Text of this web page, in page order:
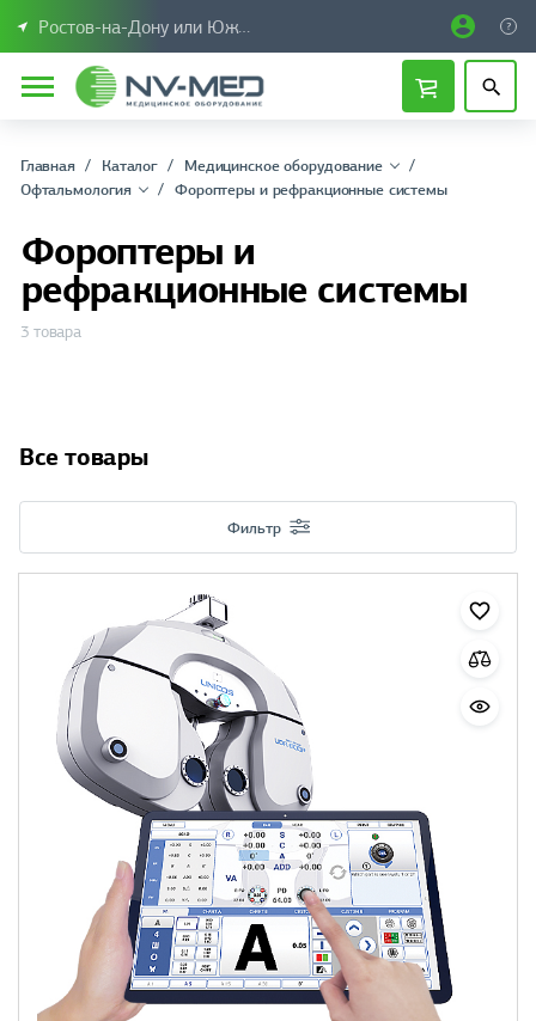
Ростов-на-Дону или Южный Федеральный округ
Главная Каталог
Медицинское оборудование
Офтальмология
Фороптеры и рефракционные системы
Фороптеры и
рефракционные системы
3 товара
Все товары
Фильтр